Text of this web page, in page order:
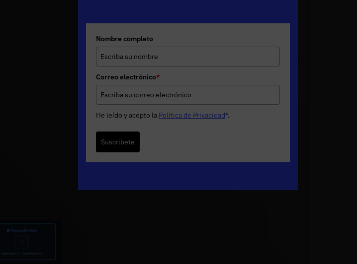
Nombre completo
Correo electrónico*
He leído y acepto la Política de Privacidad*.
Suscribete